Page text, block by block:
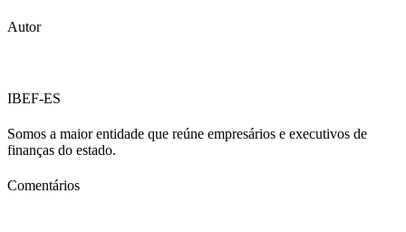
Autor
IBEF-ES
Somos a maior entidade que reúne empresários e executivos de
finanças do estado.
Comentários